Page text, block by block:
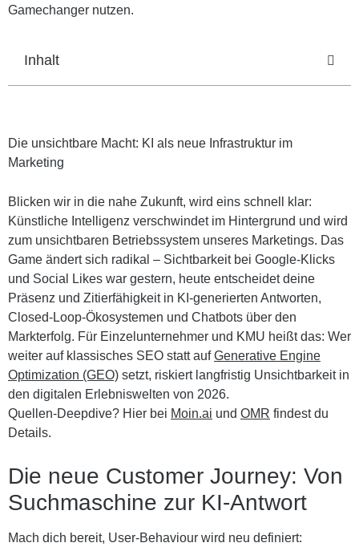
Gamechanger nutzen.
Inhalt
Die unsichtbare Macht: KI als neue Infrastruktur im
Marketing
Blicken wir in die nahe Zukunft, wird eins schnell klar:
Künstliche Intelligenz verschwindet im Hintergrund und wird
zum unsichtbaren Betriebssystem unseres Marketings. Das
Game ändert sich radikal – Sichtbarkeit bei Google-Klicks
und Social Likes war gestern, heute entscheidet deine
Präsenz und Zitierfähigkeit in KI-generierten Antworten,
Closed-Loop-Ökosystemen und Chatbots über den
Markterfolg. Für Einzelunternehmer und KMU heißt das: Wer
weiter auf klassisches SEO statt aufGenerative Engine
Optimization (GEO) setzt, riskiert langfristig Unsichtbarkeit in
den digitalen Erlebniswelten von 2026.
Quellen-Deepdive? Hier bei Moin.ai und OMR findest du
Details.
Die neue Customer Journey: Von
Suchmaschine zur KI-Antwort
Mach dich bereit, User-Behaviour wird neu definiert: